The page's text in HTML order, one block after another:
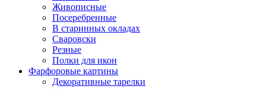
Живописные
Посеребренные
В старинных окладах
Сваровски
Резные
Полки для икон
Фарфоровые картины
Декоративные тарелки